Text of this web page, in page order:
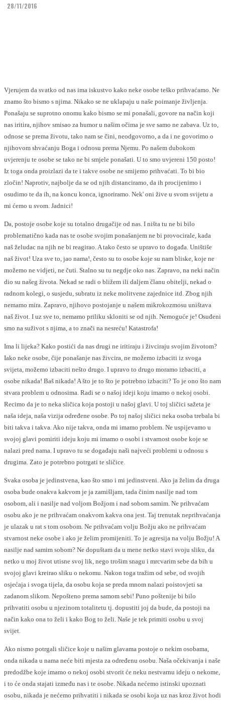
28/11/2016
Vjerujem da svatko od nas ima iskustvo kako neke osobe teško prihvaćamo. Ne
znamo što bismo s njima. Nikako se ne uklapaju u naše poimanje življenja.
Ponašaju se suprotno onomu kako bismo se mi ponašali, govore na način koji
nas iritira, njihov smisao za humor u našim očima je sve samo ne zabava. Uz to,
odnose se prema životu, tako nam se čini, neodgovorno, a da i ne govorimo o
njihovom shvaćanju Boga i odnosu prema Njemu. Po našem dubokom
uvjerenju te osobe se tako ne bi smjele ponašati. U to smo uvjereni 150 posto!
Iz toga onda proizlazi da te i takve osobe ne smijemo prihvaćati. To bi bio
zločin! Naprotiv, najbolje da se od njih distanciramo, da ih procijenimo i
osudimo te da ih, na koncu konca, ignoriramo. Nek' oni žive u svom svijetu a
mi ćemo u svom. Jadnici!
Da, postoje osobe koje su totalno drugačije od nas. I ništa tu ne bi bilo
problematično kada nas te osobe svojim ponašanjem ne bi provocirale, kada
naš želudac na njih ne bi reagirao. A tako često se upravo to događa. Uništiše
naš život! Uza sve to, jao nama!, često su to osobe koje su nam bliske, koje ne
možemo ne vidjeti, ne čuti. Stalno su tu negdje oko nas. Zapravo, na neki način
dio su našeg života. Nekad se radi o bližem ili daljem članu obitelji, nekad o
radnom kolegi, o susjedu, subratu iz neke molitvene zajednice itd. Zbog njih
nemamo mira. Zapravo, njihovo postojanje u našem mikrokozmosu uništava
naš život. I uz sve to, nemamo priliku skloniti se od njih. Nemoguće je! Osuđeni
smo na suživot s njima, a to znači na nesreću! Katastrofa!
Ima li lijeka? Kako postići da nas drugi ne iritiraju i živciraju svojim životom?
Iako neke osobe, čije ponašanje nas živcira, ne možemo izbaciti iz svoga
svijeta, možemo izbaciti nešto drugo. I upravo to drugo moramo izbaciti, a
osobe nikada! Baš nikada! A što je to što je potrebno izbaciti? To je ono što nam
stvara problem u odnosima. Radi se o našoj ideji koju imamo o nekoj osobi.
Recimo da je to neka sličica koja postoji u našoj glavi. U toj sličici sažeta je
naša ideja, naša vizija određene osobe. Po toj našoj sličici neka osoba trebala bi
biti takva i takva. Ako nije takva, onda mi imamo problem. Ne uspijevamo u
svojoj glavi pomiriti ideju koju mi imamo o osobi i stvarnost osobe koje se
nalazi pred nama. I upravo tu se događaju naši najveći problemi u odnosu s
drugima. Zato je potrebno potrgati te sličice.
Svaka osoba je jedinstvena, kao što smo i mi jedinstveni. Ako ja želim da druga
osoba bude onakva kakvom je ja zamišljam, tada činim nasilje nad tom
osobom, ali i nasilje nad voljom Božjom i nad sobom samim. Ne prihvaćam
osobu ako je ne prihvaćam onakvom kakva ona jest. Taj trenutak neprihvaćanja
je ulazak u rat s tom osobom. Ne prihvaćam volju Božju ako ne prihvaćam
stvarnost neke osobe i ako je želim promijeniti. To je agresija na volju Božju! A
nasilje nad samim sobom? Ne dopuštam da u mene netko stavi svoju sliku, da
netko u moj život utisne svoj lik, nego trošim snagu i mrcvarim sebe da bih u
svojoj glavi kreirao sliku o nekomu. Nakon toga tražim od sebe, od svojih
osjećaja i svoga tijela, da osobu koja se preda mnom nalazi poistovjeti sa
zadanom slikom. Nepošteno prema samom sebi! Puno poštenije bi bilo
prihvatiti osobu u njezinom totalitetu tj. dopustiti joj da bude, da postoji na
način kako ona to želi i kako Bog to želi. Naše je tek primiti osobu u svoj
svijet.
Ako nismo potrgali sličice koje u našim glavama postoje o nekim osobama,
onda nikada u nama neće biti mjesta za određenu osobu. Naša očekivanja i naše
predodžbe koje imamo o nekoj osobi stvorit će neku nestvarnu ideju o nekome,
i to će onda stajati između nas i te osobe. Nikada nećemo istinski upoznati
osobu, nikada je nećemo prihvatiti i nikada se osobi koja uz nas kroz život hodi